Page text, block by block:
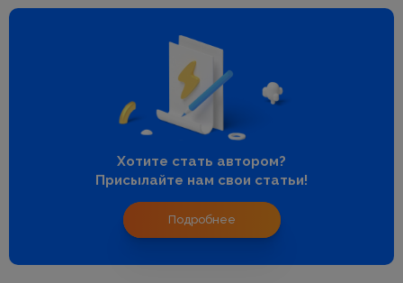
Хотите стать автором?
Присылайте нам свои статьи!
Подробнее